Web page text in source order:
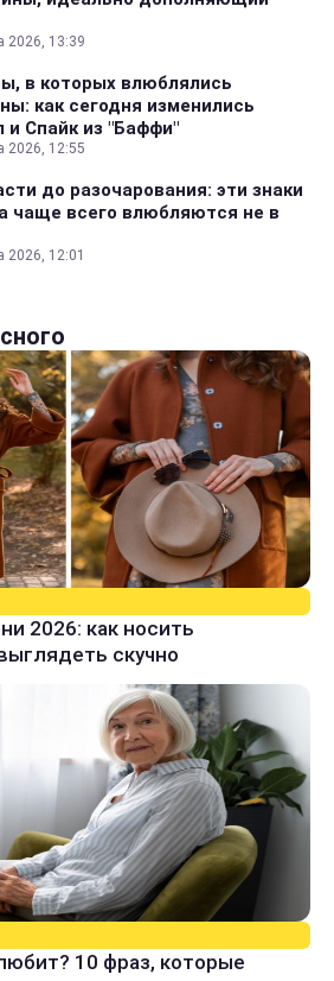
2026, 13:39
в которых влюблялись
как сегодня изменились
и Спайк из "Баффи"
2026, 12:55
до разочарования: эти знаки
чаще всего влюбляются не в
2026, 12:01
2026: как носить
скучно
10 фраз, которые